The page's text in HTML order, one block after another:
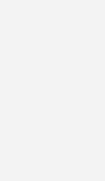
dieser Betriebszustände
die sich theoretisch
ist der